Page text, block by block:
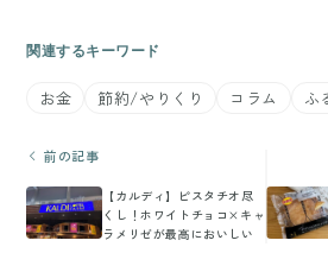
関連するキーワード
お金 節約/やりくり コラム ふ
前の記事
【カルディ】ピスタチオ尽
くし！ホワイトチョコ×キャ
ラメリゼが最高においしい